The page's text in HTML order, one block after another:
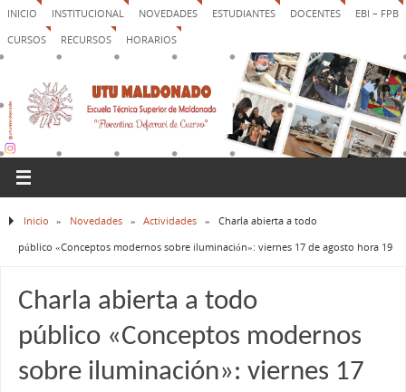
INICIO INSTITUCIONAL NOVEDADES ESTUDIANTES DOCENTES
EBI – FPB
CURSOS
RECURSOS HORARIOS
Inicio » Novedades » Actividades »
Charla abierta a todo
público «Conceptos modernos sobre iluminación»: viernes 17 de agosto hora 19
Charla abierta a todo
público «Conceptos modernos
sobre iluminación»: viernes 17